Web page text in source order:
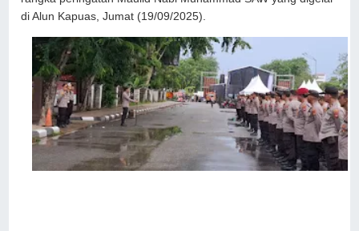
di Alun Kapuas, Jumat (19/09/2025).